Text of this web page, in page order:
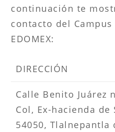
continuación te
contacto del Campus
EDOMEX:
DIRECCIÓN
Calle Benito Juárez
Col, Ex-hacienda de
54050, Tlalnepantla